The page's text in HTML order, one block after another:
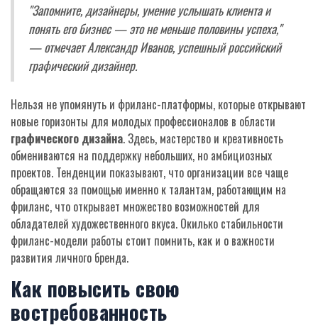
"Запомните, дизайнеры, умение услышать клиента и
понять его бизнес — это не меньше половины успеха,"
— отмечает Александр Иванов, успешный российский
графический дизайнер.
Нельзя не упомянуть и фриланс-платформы, которые открывают
новые горизонты для молодых профессионалов в области
графического дизайна. Здесь, мастерство и креативность
обмениваются на поддержку небольших, но амбициозных
проектов. Тенденции показывают, что организации все чаще
обращаются за помощью именно к талантам, работающим на
фриланс, что открывает множество возможностей для
обладателей художественного вкуса. Окилько стабильности
фриланс-модели работы стоит помнить, как и о важности
развития личного бренда.
Как повысить свою
востребованность